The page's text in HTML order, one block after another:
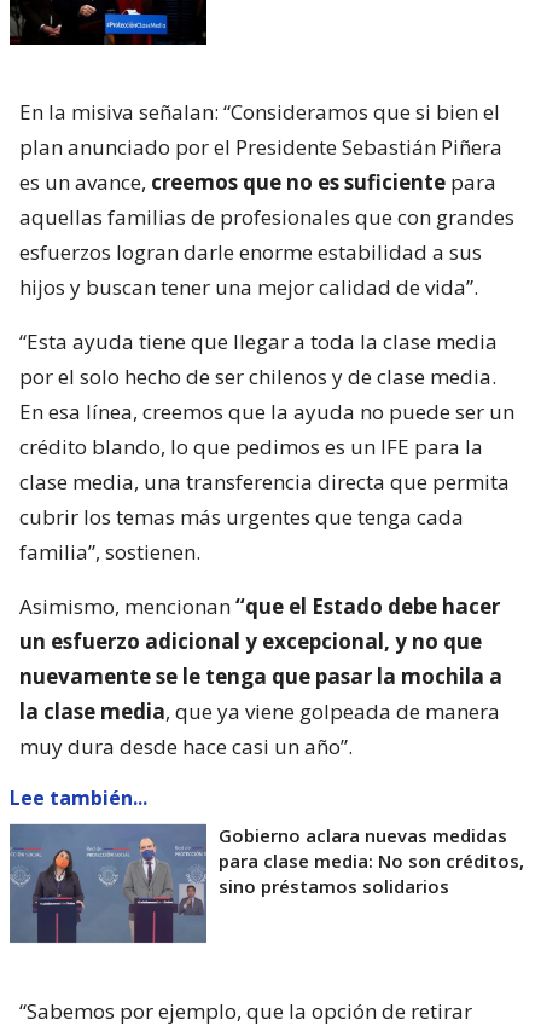
En la misiva señalan: “Consideramos que si bien el
plan anunciado por el Presidente Sebastián Piñera
es un avance, creemos que no es suficiente para
aquellas familias de profesionales que con grandes
esfuerzos logran darle enorme estabilidad a sus
hijos y buscan tener una mejor calidad de vida”.
“Esta ayuda tiene que llegar a toda la clase media
por el solo hecho de ser chilenos y de clase media.
En esa línea, creemos que la ayuda no puede ser un
crédito blando, lo que pedimos es un IFE para la
clase media, una transferencia directa que permita
cubrir los temas más urgentes que tenga cada
familia”, sostienen.
Asimismo, mencionan“que el Estado debe hacer
un esfuerzo adicional y excepcional, y no que
nuevamente se le tenga que pasar la mochila a
la clase media, que ya viene golpeada de manera
muy dura desde hace casi un año”.
Lee también...
Gobierno aclara nuevas medidas
para clase media: No son créditos,
sino préstamos solidarios
“Sabemos por ejemplo, que la opción de retirar